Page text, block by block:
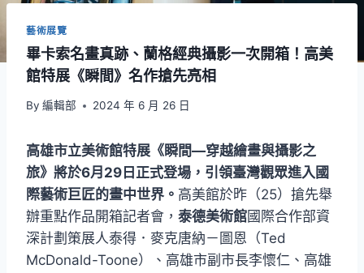
藝術展覽
畢卡索名畫真跡、蘭格經典攝影一次開箱！高美
館特展《瞬間》名作搶先亮相
By 編輯部 2024 年 6 月 26 日
高雄市立美術館特展《瞬間—穿越繪畫與攝影之
旅》將於6月29日正式登場，引領臺灣觀眾進入國
際藝術巨匠的畫中世界。 高美館於昨（25）搶先舉
辦重點作品開箱記者會， 泰德美術館國際合作部資
深計劃策展人泰得．麥克唐納－圖恩（Ted
McDonald-Toone）、高雄市副市長李懷仁、高雄